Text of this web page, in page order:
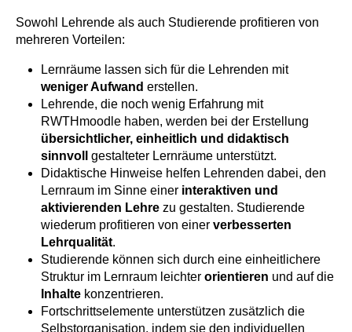
Sowohl Lehrende als auch Studierende profitieren von
mehreren Vorteilen:
Lernräume lassen sich für die Lehrenden mit
weniger Aufwand erstellen.
Lehrende, die noch wenig Erfahrung mit
RWTHmoodle haben, werden bei der Erstellung
übersichtlicher, einheitlich und didaktisch
sinnvoll
gestalteter Lernräume unterstützt.
Didaktische Hinweise helfen Lehrenden dabei, den
Lernraum im Sinne einer interaktiven und
aktivierenden Lehre zu gestalten. Studierende
wiederum profitieren von einer verbesserten
Lehrqualität.
Studierende können sich durch eine einheitlichere
Struktur im Lernraum leichter orientieren und auf die
Inhalte konzentrieren.
Fortschrittselemente unterstützen zusätzlich die
Selbstorganisation, indem sie den individuellen